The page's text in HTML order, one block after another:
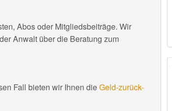
Abos oder Mitgliedsbeiträge. Wir
Anwalt über die Beratung zum
Fall bieten wir Ihnen dieGeld-zurück-